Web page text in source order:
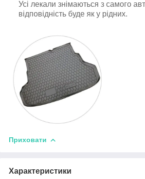
Усі лекали знімаються з самого
відповідність буде як у рідних.
Приховати
Характеристики